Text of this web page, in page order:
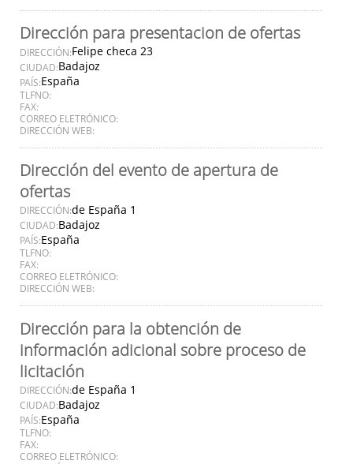
Dirección para presentacion de ofertas
DIRECCIÓN:Felipe checa 23
CIUDAD:Badajoz
PAÍS:España
TLFNO:
FAX:
CORREO ELETRÓNICO:
DIRECCIÓN WEB:
Dirección del evento de apertura de
ofertas
DIRECCIÓN:de España 1
CIUDAD:Badajoz
PAÍS:España
TLFNO:
FAX:
CORREO ELETRÓNICO:
DIRECCIÓN WEB:
Dirección para la obtención de
información adicional sobre proceso de
licitación
DIRECCIÓN:de España 1
CIUDAD:Badajoz
PAÍS:España
TLFNO:
FAX:
CORREO ELETRÓNICO: